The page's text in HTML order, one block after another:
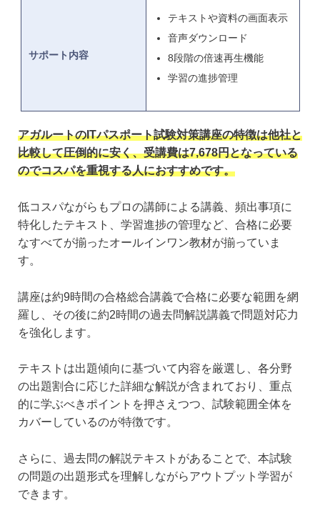
サポート内容
テキストや資料の画面表示
音声ダウンロード
8段階の倍速再生機能
学習の進捗管理
アガルートのITパスポート試験対策講座の特徴は他社と
比較して圧倒的に安く、受講費は7,678円となっている
のでコスパを重視する人におすすめです。
低コスパながらもプロの講師による講義、頻出事項に
特化したテキスト、学習進捗の管理など、合格に必要
なすべてが揃ったオールインワン教材が揃っていま
す。
講座は約9時間の合格総合講義で合格に必要な範囲を網
羅し、その後に約2時間の過去問解説講義で問題対応力
を強化します。
テキストは出題傾向に基づいて内容を厳選し、各分野
の出題割合に応じた詳細な解説が含まれており、重点
的に学ぶべきポイントを押さえつつ、試験範囲全体を
カバーしているのが特徴です。
さらに、過去問の解説テキストがあることで、本試験
の問題の出題形式を理解しながらアウトプット学習が
できます。